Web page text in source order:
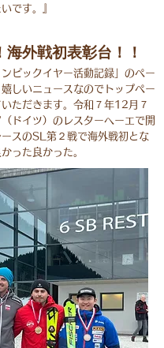
です。』
海外戦初表彰台！！
ピックイヤー活動記録」のペー
しいニュースなのでトップペー
ただきます。令和７年12月７
ドイツ）のレスターヘーエで開
スのSL第２戦で海外戦初とな
った良かった。